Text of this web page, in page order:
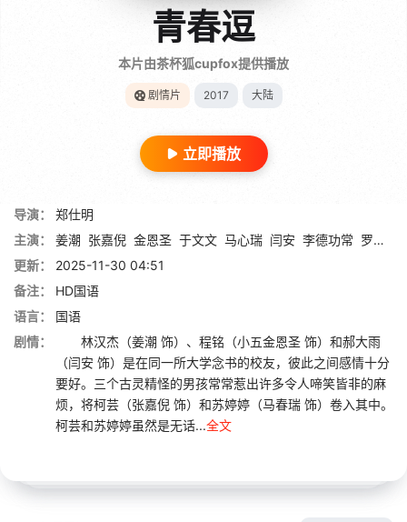
青春逗
本片由茶杯狐cupfox提供播放
剧情片 2017 大陆
立即播放
导演：
郑仕明
主演：
姜潮 张嘉倪 金恩圣 于文文 马心瑞 闫安 李德功常 罗海琼
更新：
2025-11-30 04:51
备注：
HD国语
语言：
国语
剧情：
林汉杰（姜潮 饰）、程铭（小五金恩圣 饰）和郝大雨
（闫安 饰）是在同一所大学念书的校友，彼此之间感情十分
要好。三个古灵精怪的男孩常常惹出许多令人啼笑皆非的麻
烦，将柯芸（张嘉倪 饰）和苏婷婷（马春瑞 饰）卷入其中。
柯芸和苏婷婷虽然是无话...全文